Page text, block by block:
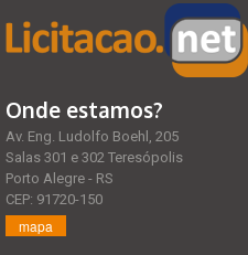
Onde estamos?
Av. Eng. Ludolfo Boehl, 205
Salas 301 e 302 Teresópolis
Porto Alegre - RS
CEP: 91720-150
mapa